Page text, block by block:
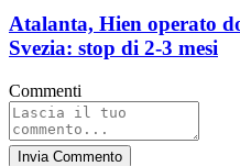
Atalanta, Hien operato
Svezia: stop di 2-3 mesi
Commenti
Invia Commento